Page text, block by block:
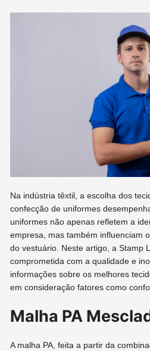
Na indústria têxtil, a escolha dos
confecção de uniformes
uniformes não apenas refletem a
empresa, mas também influenciam
do vestuário. Neste artigo, a Stamp
comprometida com a qualidade e
informações sobre os melhores
em consideração fatores como
Malha PA
A malha PA, feita a partir da